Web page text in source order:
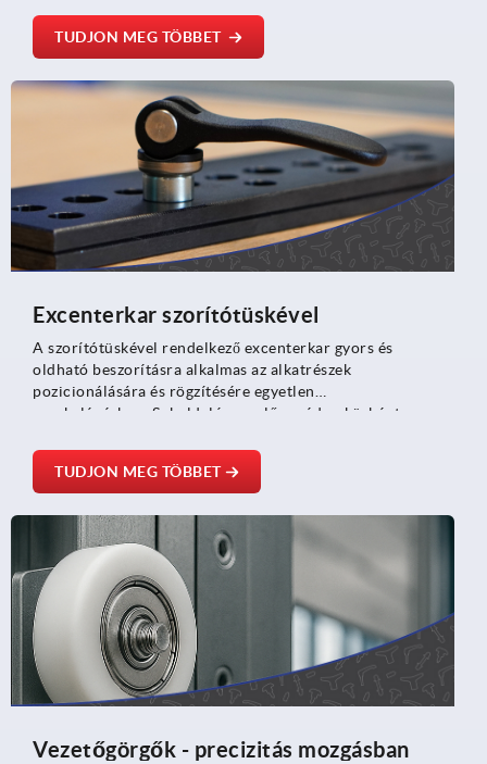
minimális helyigényükkel tűnnek ki – ideálisak
meghatározott kivitelű és korlátozott beépítési hellyel
TUDJON MEG TÖBBET
Excenterkar szorítótüskével
A szorítótüskével rendelkező excenterkar gyors és
oldható beszorításra alkalmas az alkatrészek
pozicionálására és rögzítésére egyetlen
munkalépésben. Sokoldalú szerelő segédeszközként
időmegtakarításra van szükség – a gépjárműgyártástól
kezdve a beépítési szerelvényekig.
TUDJON MEG TÖBBET
Vezetőgörgők - precizitás mozgásban